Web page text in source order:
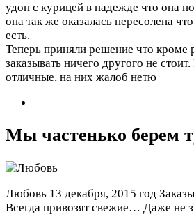
удон с курицей в надежде что она
она так же оказалась пересолена
есть.
Теперь приняли решение что кроме
заказывать ничего другого не
отличные, на них жалоб нетю
Мы частенько берем
Любовь 13 декабря, 2015 год
Всегда привозят свежие… Даже не